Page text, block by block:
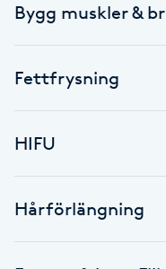
Nagelförlängning gelé
Nagelförlängning silke
Nagelförstärkning
Bygg muskler &
Fettfrysning
HIFU
Hårförlängning